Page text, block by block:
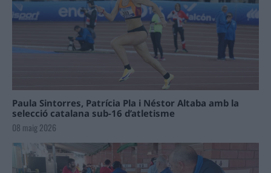
Paula Sintorres, Patrícia Pla i Néstor Altaba amb la
selecció catalana sub-16 d’atletisme
08 maig 2026